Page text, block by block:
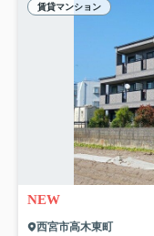
賃貸マンション
NEW
西宮市高木東町